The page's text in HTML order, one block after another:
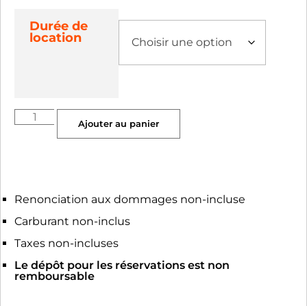
Durée de
location
Ajouter au panier
Renonciation aux dommages non-incluse
Carburant non-inclus
Taxes non-incluses
Le dépôt pour les réservations est non
remboursable